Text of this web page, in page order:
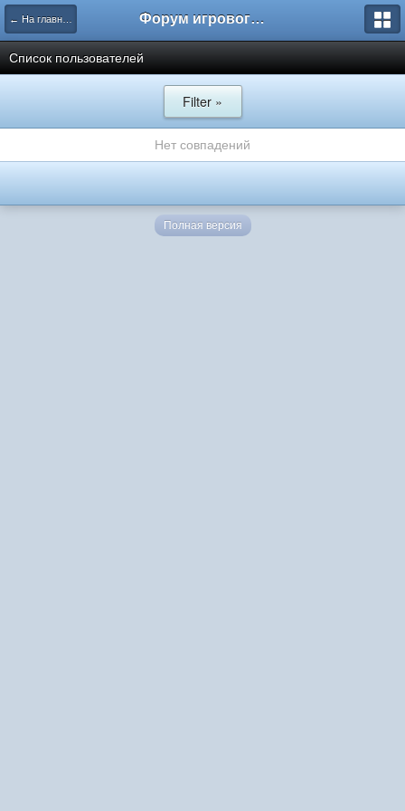
← На главную Форум игрового проекта Riverrise
Список пользователей
Filter »
Нет совпадений
Полная версия